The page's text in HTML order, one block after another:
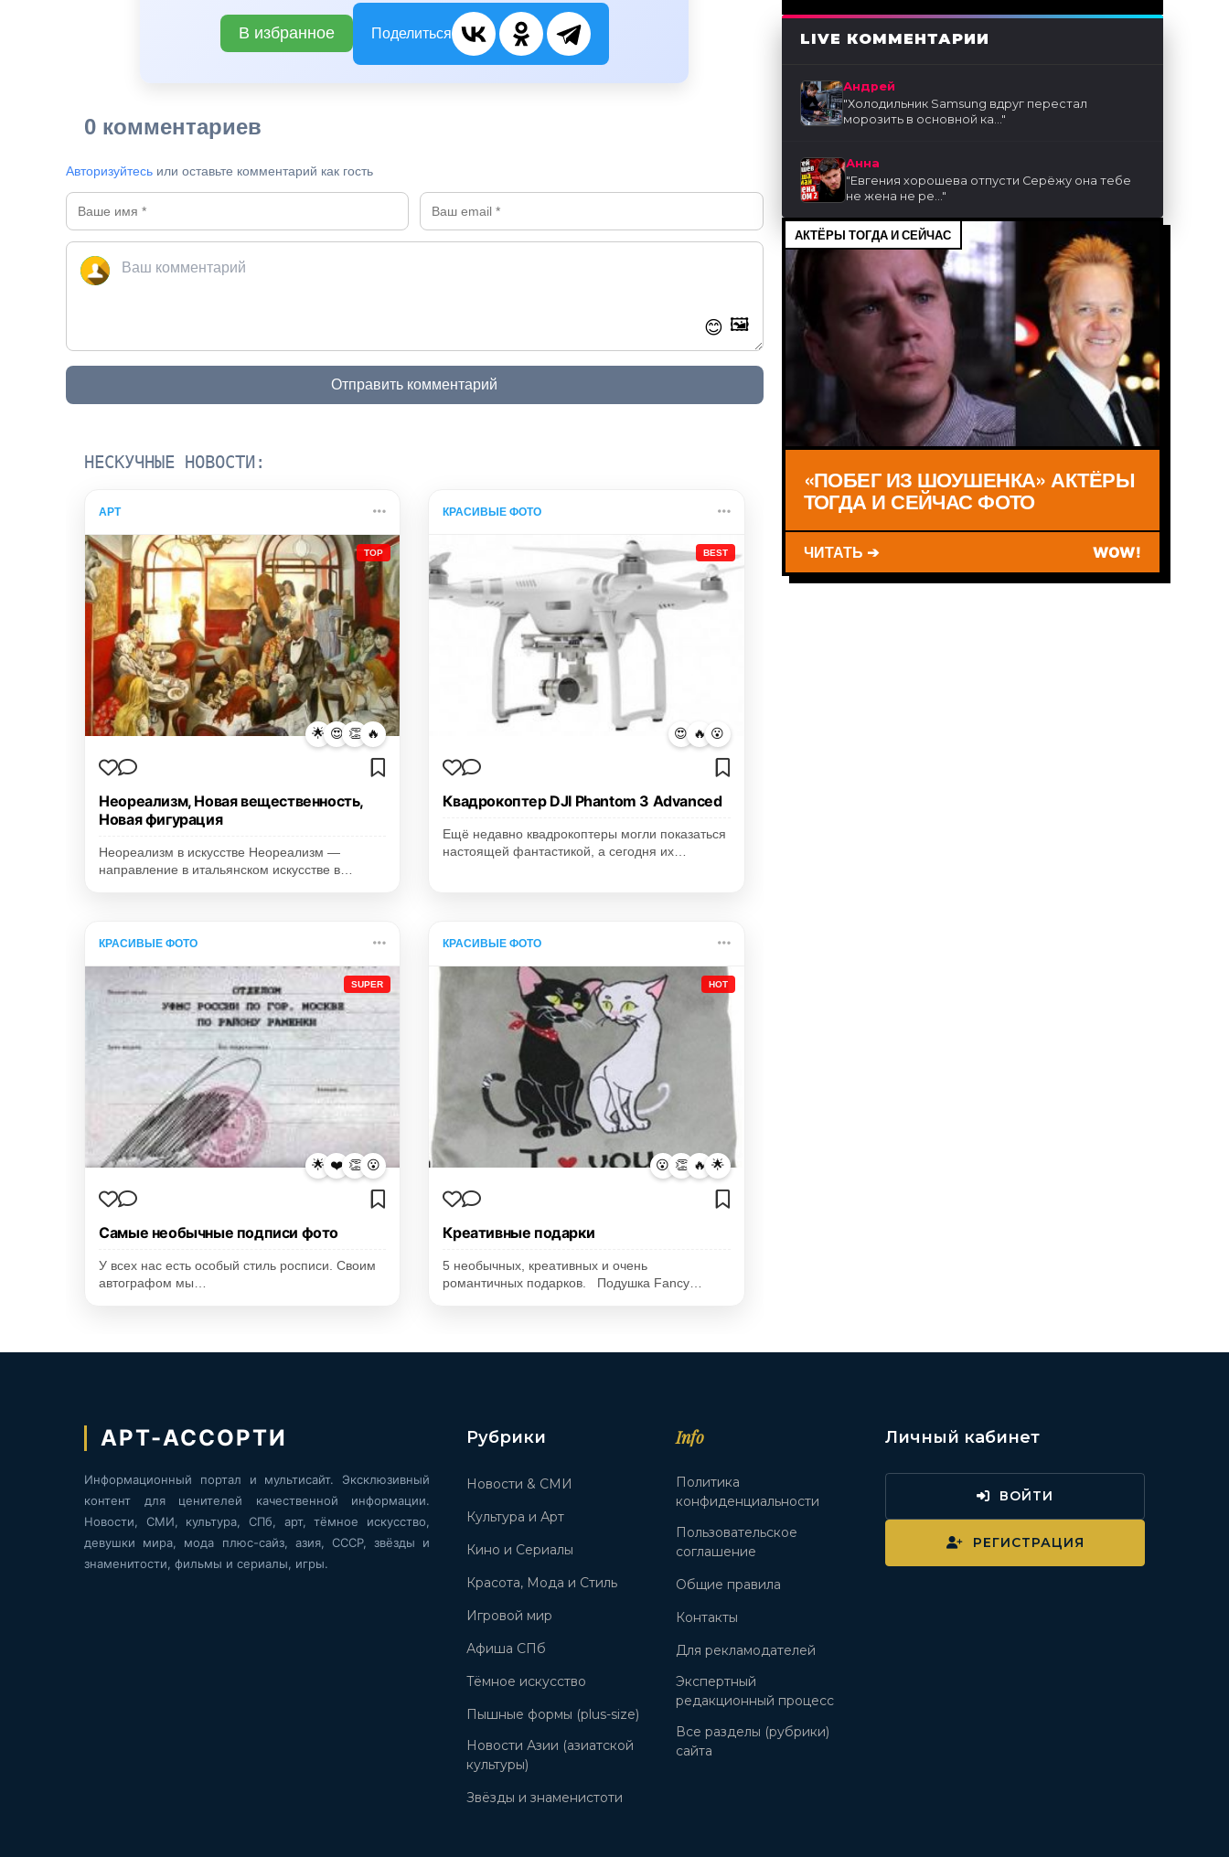
В избранное Поделиться
0 комментариев
Авторизуйтесь или оставьте комментарий как гость
😊 🖼️
Отправить комментарий
НЕСКУЧНЫЕ НОВОСТИ:
АРТ
TOP
🌟 😍 👏 🔥
Неореализм, Новая вещественность,
Новая фигурация
Неореализм в искусстве Неореализм —
направление в итальянском искусстве в…
КРАСИВЫЕ ФОТО
BEST
😍 🔥 😮
Квадрокоптер DJI Phantom 3 Advanced
Ещё недавно квадрокоптеры могли показаться
настоящей фантастикой, а сегодня их…
КРАСИВЫЕ ФОТО
SUPER
🌟 ❤️ 👏 😮
Самые необычные подписи фото
У всех нас есть особый стиль росписи. Своим
автографом мы…
КРАСИВЫЕ ФОТО
HOT
😮 👏 🔥 🌟
Креативные подарки
5 необычных, креативных и очень
романтичных подарков. Подушка Fancy…
LIVE КОММЕНТАРИИ
Андрей
"Холодильник Samsung вдруг перестал
морозить в основной ка..."
Анна
"Евгения хорошева отпусти Серёжу она тебе
не жена не ре..."
АКТЁРЫ ТОГДА И СЕЙЧАС
«ПОБЕГ ИЗ ШОУШЕНКА» АКТЁРЫ
ТОГДА И СЕЙЧАС ФОТО
ЧИТАТЬ ➔ WOW!
АРТ-АССОРТИ
Информационный портал и мультисайт. Эксклюзивный
контент для ценителей качественной информации.
Новости, СМИ, культура, СПб, арт, тёмное искусство,
девушки мира, мода плюс-сайз, азия, СССР, звёзды и
знаменитости, фильмы и сериалы, игры.
Рубрики
Новости & СМИ
Культура и Арт
Кино и Сериалы
Красота, Мода и Стиль
Игровой мир
Афиша СПб
Тёмное искусство
Пышные формы (plus-size)
Новости Азии (азиатской
культуры)
Звёзды и знаменистоти
Info
Политика
конфиденциальности
Пользовательское
соглашение
Общие правила
Контакты
Для рекламодателей
Экспертный
редакционный процесс
Все разделы (рубрики)
сайта
Личный кабинет
ВОЙТИ
РЕГИСТРАЦИЯ